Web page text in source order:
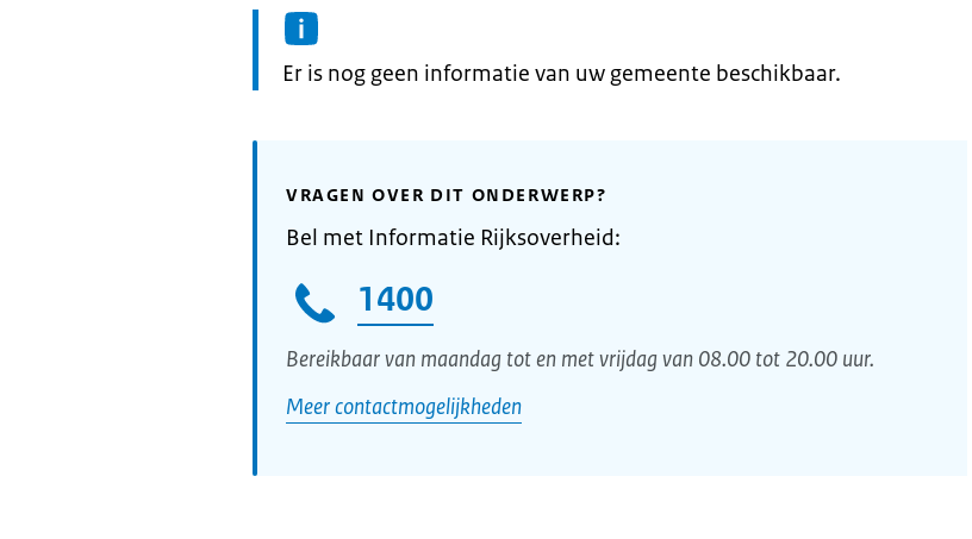
Informatie:
Er is nog geen informatie van uw gemeente beschikbaar.
VRAGEN OVER DIT ONDERWERP?
Bel met Informatie Rijksoverheid:
1400
Bereikbaar van maandag tot en met vrijdag van 08.00 tot 20.00 uur.
Meer contactmogelijkheden